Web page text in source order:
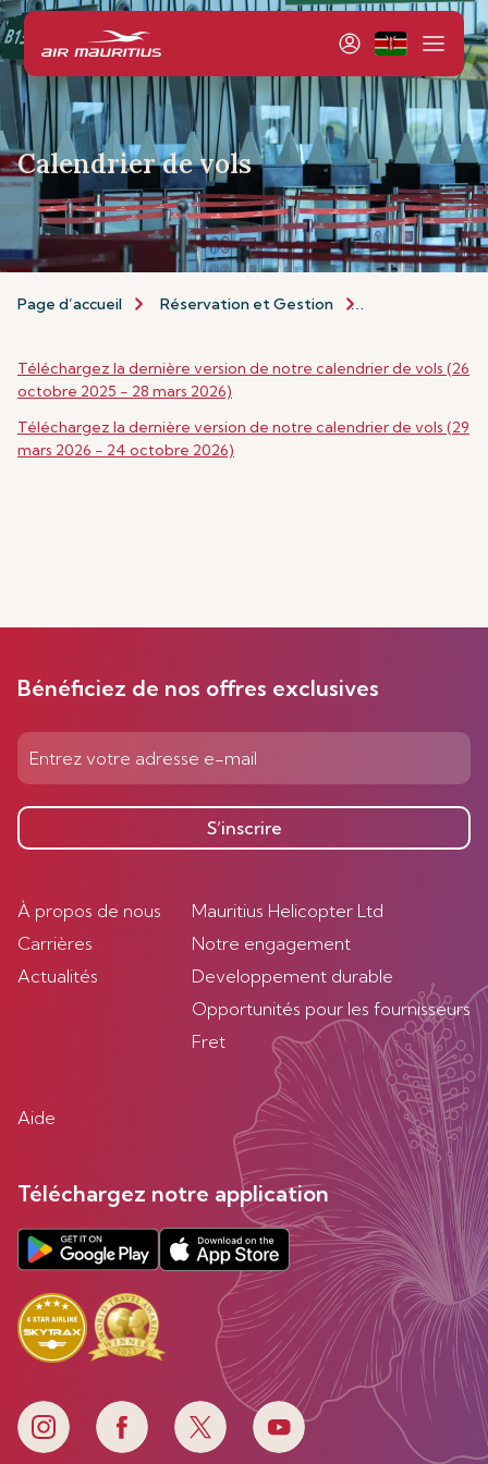
Calendrier de vols
Page d’accueil Réservation et Gestion
Téléchargez la dernière version de notre calendrier de vols (26
octobre 2025 - 28 mars 2026)
Téléchargez la dernière version de notre calendrier de vols (29
mars 2026 - 24 octobre 2026)
Bénéficiez de nos offres exclusives
S’inscrire
À propos de nous
Carrières
Actualités
Mauritius Helicopter Ltd
Notre engagement
Developpement durable
Opportunités pour les fournisseurs
Fret
Aide
Téléchargez notre application